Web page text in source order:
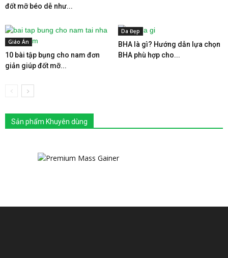
đốt mỡ béo dễ như...
Giáo Án
10 bài tập bụng cho nam đơn
giản giúp đốt mỡ...
Da Đẹp
BHA là gì? Hướng dẫn lựa chọn
BHA phù hợp cho...
Sản phẩm Khuyên dùng